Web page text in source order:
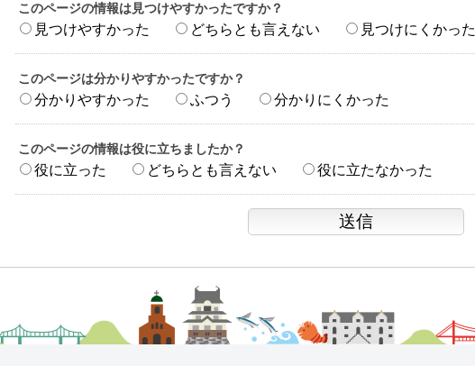
このページの情報は見つけやすかったですか？
見つけやすかった どちらとも言えない 見つけにくかった
このページは分かりやすかったですか？
分かりやすかった ふつう 分かりにくかった
このページの情報は役に立ちましたか？
役に立った どちらとも言えない 役に立たなかった